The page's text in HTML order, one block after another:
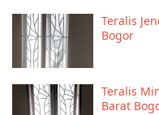
Teralis
Bogor
Teralis
Barat